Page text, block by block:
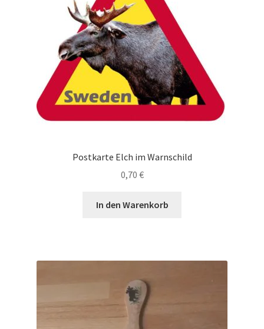
Postkarte Elch im Warnschild
0,70 €
In den Warenkorb